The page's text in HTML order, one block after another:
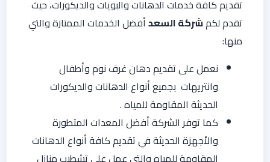
تقديم كافة خدمات الدهانات والبويات والديكورات، حيث
تقدم لكمشركة السعدأفضل الخدمات الممتازة والتي
منها:
نعمل على تقديم دهان غرف نوم وأطفال
وانتريهات بجميع أنواع الدهانات والديكورات
الحديثة المقاومة للمياه .
كما توفر الشركة أفضل المعدات المتطورة
والأجهزة الحديثة في تقديم كافة أنواع الدهانات
المقاومة للمياه والتي عمل على تشطيب منازل